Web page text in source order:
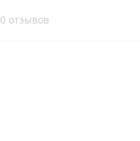
0 отзывов